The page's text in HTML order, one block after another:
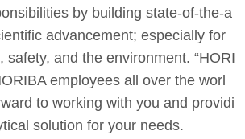
by building state-of-the-a
advancement; especially for
safety, and the environment. “HORI
employees all over the worl
to working with you and providi
solution for your needs.